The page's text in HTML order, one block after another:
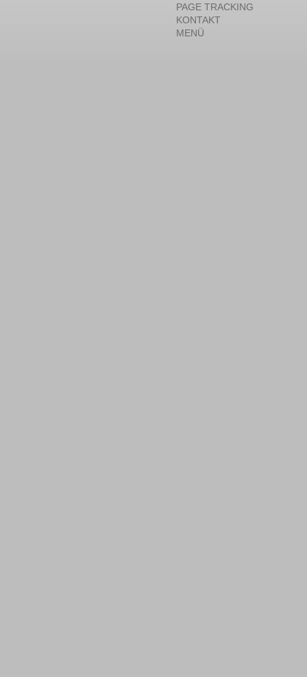
PAGE TRACKING
KONTAKT
MENÜ